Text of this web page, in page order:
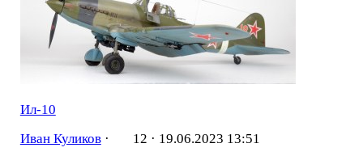
Ил-10
Иван Куликов· 12 · 19.06.2023 13:51